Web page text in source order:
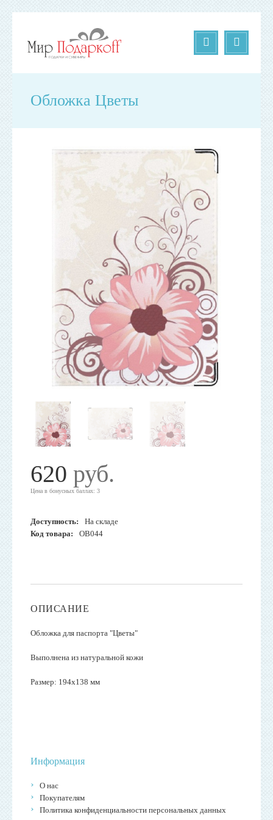
Обложка Цветы
620 руб.
Цена в бонусных баллах: 3
Доступность:
На складе
Код товара:
OB044
ОПИСАНИЕ
Обложка для паспорта "Цветы"
Выполнена из натуральной кожи
Размер: 194x138 мм
Информация
О нас
Покупателям
Политика конфиденциальности персональных данных